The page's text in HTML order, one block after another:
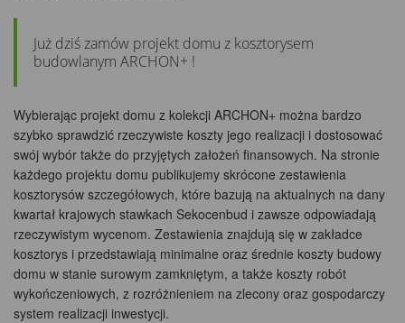
Już dziś zamów projekt domu z kosztorysem
budowlanym ARCHON+ !
Wybierając projekt domu z kolekcji ARCHON+ można bardzo
szybko sprawdzić rzeczywiste koszty jego realizacji i dostosować
swój wybór także do przyjętych założeń finansowych. Na stronie
każdego projektu domu publikujemy skrócone zestawienia
kosztorysów szczegółowych, które bazują na aktualnych na dany
kwartał krajowych stawkach Sekocenbud i zawsze odpowiadają
rzeczywistym wycenom. Zestawienia znajdują się w zakładce
kosztorys i przedstawiają minimalne oraz średnie koszty budowy
domu w stanie surowym zamkniętym, a także koszty robót
wykończeniowych, z rozróżnieniem na zlecony oraz gospodarczy
system realizacji inwestycji.